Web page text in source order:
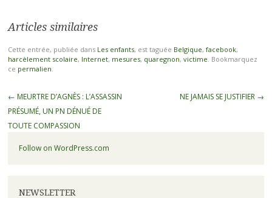
Articles similaires
Cette entrée, publiée dans Les enfants, est taguée Belgique, facebook,
harcèlement scolaire, Internet, mesures, quaregnon, victime . Bookmarquez
ce permalien
← MEURTRE D’AGNÈS : L’ASSASSIN
PRÉSUMÉ, UN PN DÉNUÉ DE
TOUTE COMPASSION
NE JAMAIS SE JUSTIFIER →
Follow on WordPress.com
NEWSLETTER